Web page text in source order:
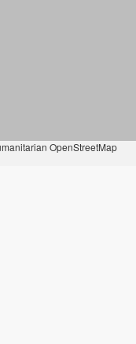
OpenStreetMap